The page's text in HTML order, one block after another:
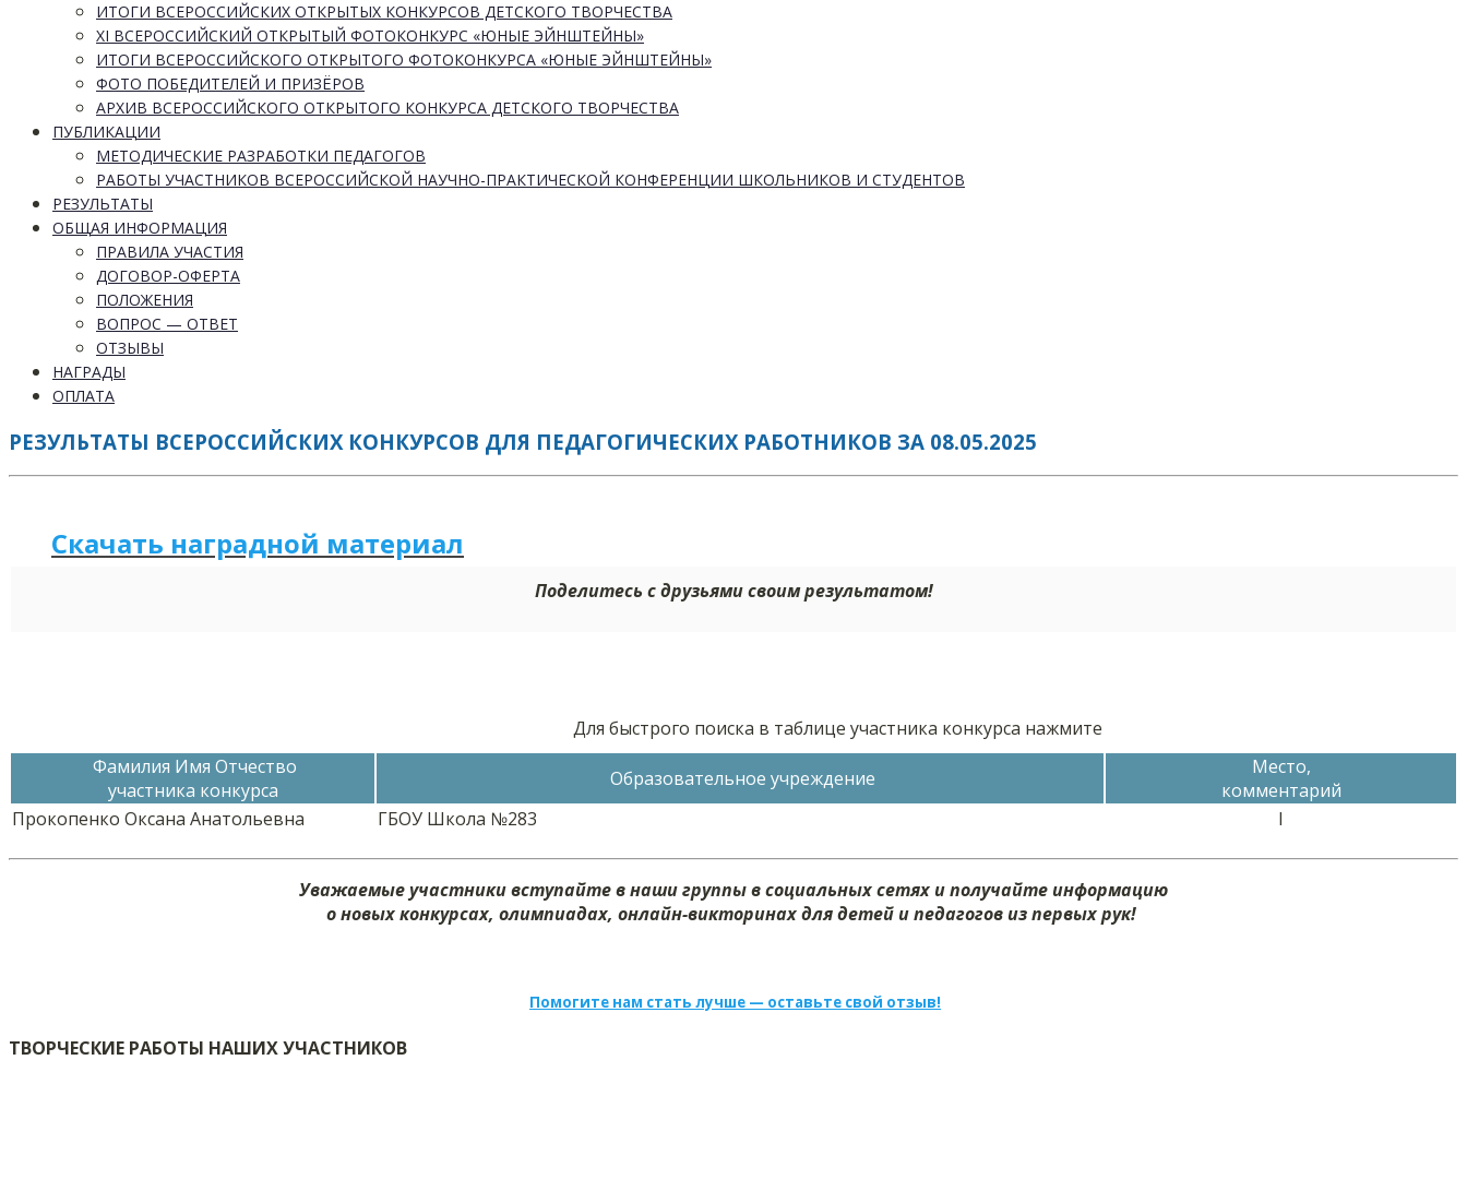
ИТОГИ ВСЕРОССИЙСКИХ ОТКРЫТЫХ КОНКУРСОВ ДЕТСКОГО ТВОРЧЕСТВА
XI ВСЕРОССИЙСКИЙ ОТКРЫТЫЙ ФОТОКОНКУРС «ЮНЫЕ ЭЙНШТЕЙНЫ»
ИТОГИ ВСЕРОССИЙСКОГО ОТКРЫТОГО ФОТОКОНКУРСА «ЮНЫЕ ЭЙНШТЕЙНЫ»
ФОТО ПОБЕДИТЕЛЕЙ И ПРИЗЁРОВ
АРХИВ ВСЕРОССИЙСКОГО ОТКРЫТОГО КОНКУРСА ДЕТСКОГО ТВОРЧЕСТВА
ПУБЛИКАЦИИ
МЕТОДИЧЕСКИЕ РАЗРАБОТКИ ПЕДАГОГОВ
РАБОТЫ УЧАСТНИКОВ ВСЕРОССИЙСКОЙ НАУЧНО-ПРАКТИЧЕСКОЙ КОНФЕРЕНЦИИ ШКОЛЬНИКОВ И СТУДЕНТОВ
РЕЗУЛЬТАТЫ
ОБЩАЯ ИНФОРМАЦИЯ
ПРАВИЛА УЧАСТИЯ
ДОГОВОР-ОФЕРТА
ПОЛОЖЕНИЯ
ВОПРОС — ОТВЕТ
ОТЗЫВЫ
НАГРАДЫ
ОПЛАТА
РЕЗУЛЬТАТЫ ВСЕРОССИЙСКИХ КОНКУРСОВ ДЛЯ ПЕДАГОГИЧЕСКИХ РАБОТНИКОВ ЗА 08.05.2025
Скачать наградной материал
Поделитесь с друзьями своим результатом!
Для быстрого поиска в таблице участника конкурса нажмите
Фамилия Имя Отчество
участника конкурса
Образовательное учреждение
Место,
комментарий
Прокопенко Оксана Анатольевна
ГБОУ Школа №283 I
Уважаемые участники вступайте в наши группы в социальных сетях и получайте информацию
о новых конкурсах, олимпиадах, онлайн-викторинах для детей и педагогов из первых рук!
Помогите нам стать лучше — оставьте свой отзыв!
ТВОРЧЕСКИЕ РАБОТЫ НАШИХ УЧАСТНИКОВ